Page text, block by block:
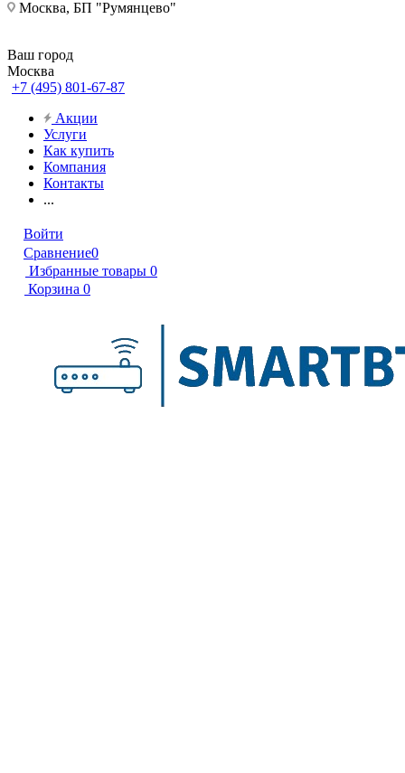
Москва, БП "Румянцево"
Ваш город
Москва
+7 (495) 801-67-87
Акции
Услуги
Как купить
Компания
Контакты
...
Войти
Сравнение0
Избранные товары 0
Корзина 0